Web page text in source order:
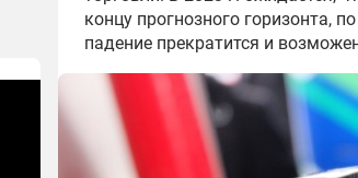
концу прогнозного горизонта,
падение прекратится и